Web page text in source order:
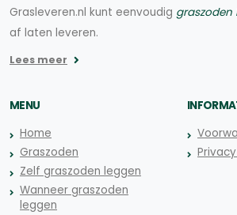
Grasleveren.nl kunt eenvoudig graszoden
af laten leveren.
Lees meer
MENU
Home
Graszoden
Zelf graszoden leggen
Wanneer graszoden
leggen